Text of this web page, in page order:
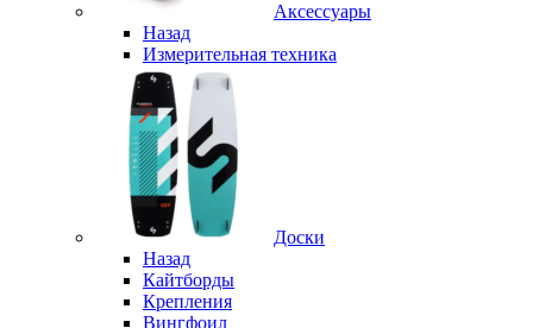
Аксессуары
Назад
Измерительная техника
Доски
Назад
Кайтборды
Крепления
Вингфоил